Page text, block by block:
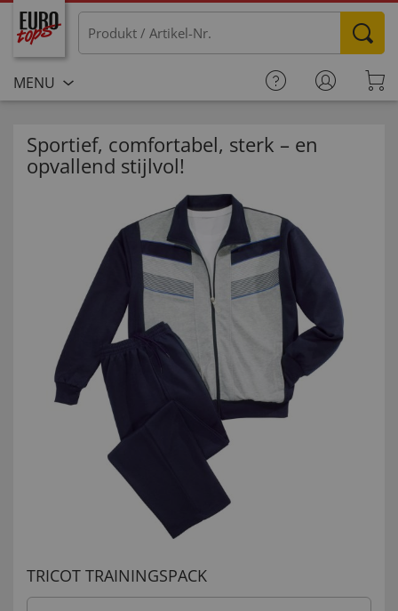
MENU
Sportief, comfortabel, sterk – en
opvallend stijlvol!
TRICOT TRAININGSPACK